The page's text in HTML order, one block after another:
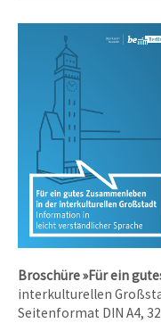
Broschüre »Für ein
interkulturellen
Seitenformat DIN A4,